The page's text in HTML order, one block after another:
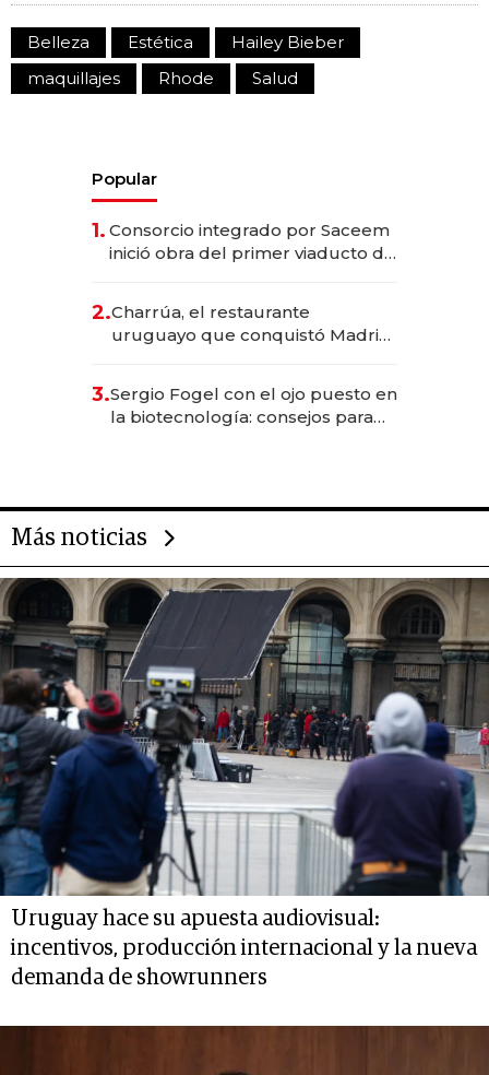
Belleza Estética
Hailey Bieber
maquillajes
Rhode Salud
Popular
1. Consorcio integrado por Saceem
inició obra del primer viaducto de
millones
2.Charrúa, el restaurante
uruguayo que conquistó Madrid:
anticipación y prepara apertura
3.Sergio Fogel con el ojo puesto en
la biotecnología: consejos para
Más noticias
Uruguay hace su apuesta audiovisual:
incentivos, producción internacional y la nueva
demanda de showrunners